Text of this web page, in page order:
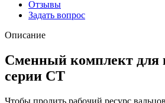
Отзывы
Задать вопрос
Описание
Сменный комплект для
серии СТ
Чтобы пролить рабочий ресурс